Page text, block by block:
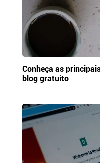
Conheça as
blog gratuito